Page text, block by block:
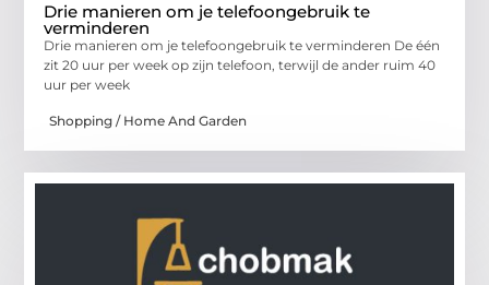
Drie manieren om je telefoongebruik te
verminderen
Drie manieren om je telefoongebruik te verminderen De één
zit 20 uur per week op zijn telefoon, terwijl de ander ruim 40
uur per week
Shopping / Home And Garden